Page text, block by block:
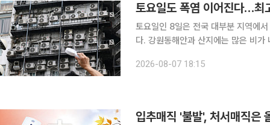
토요일도 폭염 이어진다…
토요일인 8일은 전국 대부분 지역에
다. 강원동해안과 산지에는 많은 비가
2026-08-07 18:15
입추매직 '불발', 처서매직은